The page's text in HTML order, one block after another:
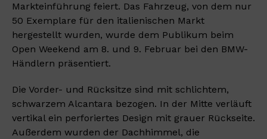
Markteinführung feiert. Das Fahrzeug, von dem nur
50 Exemplare für den italienischen Markt
hergestellt wurden, wurde dem Publikum beim
Open Weekend am 8. und 9. Februar bei den BMW-
Händlern präsentiert.
Die Vorder- und Rücksitze sind mit schlichtem,
schwarzem Alcantara bezogen. In der Mitte verläuft
vertikal ein perforiertes Design mit grauer Rückseite.
Außerdem wurden der Dachhimmel, die